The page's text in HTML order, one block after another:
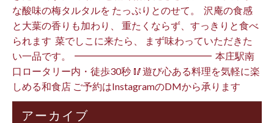
な酸味の梅タルタルを たっぷりとのせて。 ⁡ 沢庵の食感
と大葉の香りも加わり、 重たくならず、すっきりと食べ
られます️ ⁡ 菜でしこに来たら、 まず味わっていただきた
い一品です。 ⁡ ━━━━━━━━━━━━━━ ⁡ 本庄駅南
口ロータリー内・徒歩30秒 🥢遊び心ある料理を気軽に楽
しめる和食店 ご予約はInstagramのDMから承ります ⁡
アーカイブ